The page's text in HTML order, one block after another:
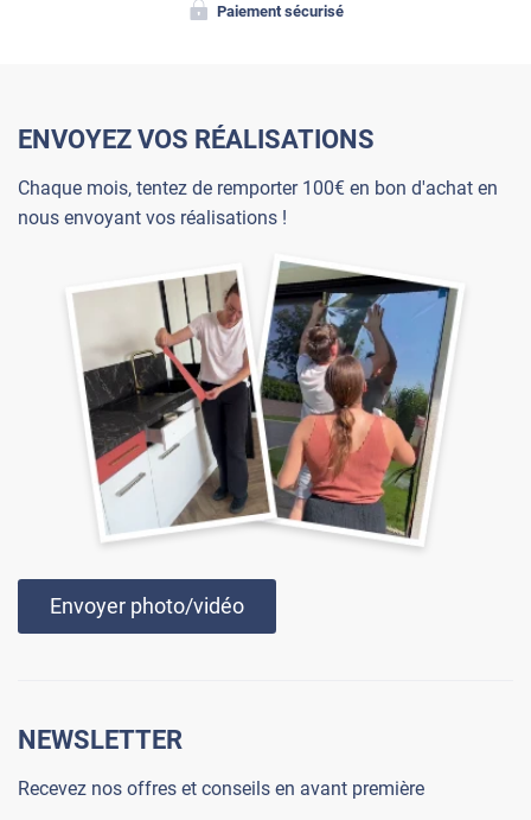
Paiement sécurisé
ENVOYEZ VOS RÉALISATIONS
Chaque mois, tentez de remporter 100€ en bon d'achat en
nous envoyant vos réalisations !
Envoyer photo/vidéo
NEWSLETTER
Recevez nos offres et conseils en avant première